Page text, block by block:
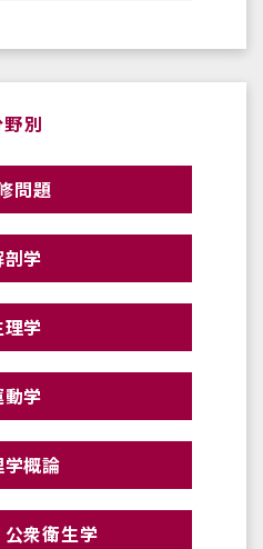
別
問題
剖学
理学
動学
概論
衆衛生学